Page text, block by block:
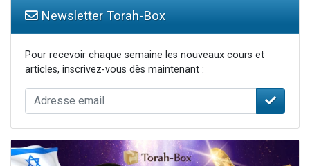
Newsletter Torah-Box
Pour recevoir chaque semaine les nouveaux cours et
articles, inscrivez-vous dès maintenant :